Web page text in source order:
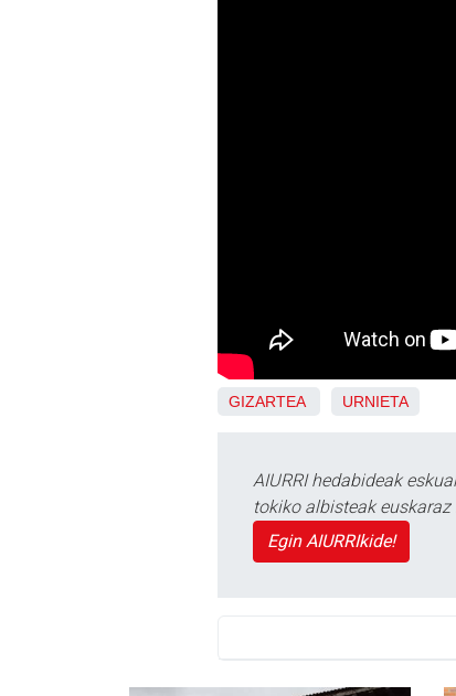
GIZARTEA URNIETA
AIURRI hedabideak
tokiko albisteak
Egin AIURRIkide!